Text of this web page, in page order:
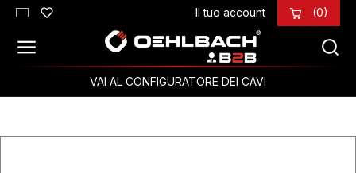
Passa al contenuto principale Il tuo account (0)
VAI AL CONFIGURATORE DEI CAVI